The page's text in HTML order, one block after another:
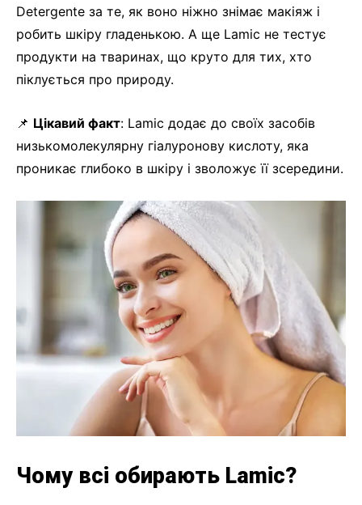
Detergente за те, як воно ніжно знімає макіяж і
робить шкіру гладенькою. А ще Lamic не тестує
продукти на тваринах, що круто для тих, хто
піклується про природу.
📌 Цікавий факт: Lamic додає до своїх засобів
низькомолекулярну гіалуронову кислоту, яка
проникає глибоко в шкіру і зволожує її зсередини.
Чому всі обирають Lamic?